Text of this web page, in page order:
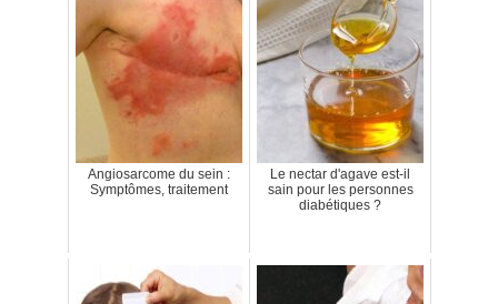
Angiosarcome du sein :
Symptômes, traitement
Le nectar d'agave est-il
sain pour les personnes
diabétiques ?